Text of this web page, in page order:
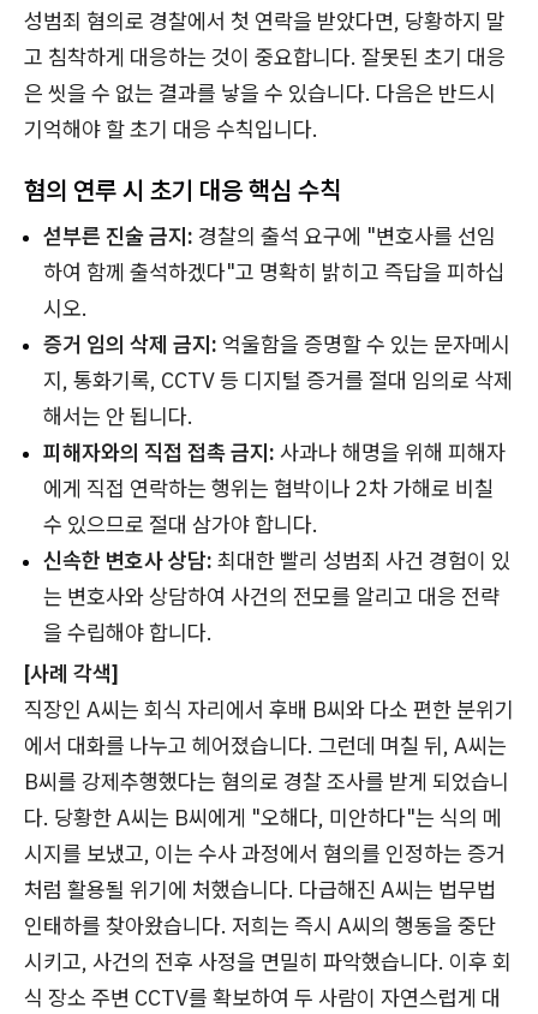
성범죄 혐의로 경찰에서 첫 연락을 받았다면, 당황하지 말
고 침착하게 대응하는 것이 중요합니다. 잘못된 초기 대응
은 씻을 수 없는 결과를 낳을 수 있습니다. 다음은 반드시
기억해야 할 초기 대응 수칙입니다.
혐의 연루 시 초기 대응 핵심 수칙
섣부른 진술 금지: 경찰의 출석 요구에 "변호사를 선임
하여 함께 출석하겠다"고 명확히 밝히고 즉답을 피하십
시오.
증거 임의 삭제 금지: 억울함을 증명할 수 있는 문자메시
지, 통화기록, CCTV 등 디지털 증거를 절대 임의로 삭제
해서는 안 됩니다.
피해자와의 직접 접촉 금지: 사과나 해명을 위해 피해자
에게 직접 연락하는 행위는 협박이나 2차 가해로 비칠
수 있으므로 절대 삼가야 합니다.
신속한 변호사 상담: 최대한 빨리 성범죄 사건 경험이 있
는 변호사와 상담하여 사건의 전모를 알리고 대응 전략
을 수립해야 합니다.
[사례 각색]
직장인 A씨는 회식 자리에서 후배 B씨와 다소 편한 분위기
에서 대화를 나누고 헤어졌습니다. 그런데 며칠 뒤, A씨는
B씨를 강제추행했다는 혐의로 경찰 조사를 받게 되었습니
다. 당황한 A씨는 B씨에게 "오해다, 미안하다"는 식의 메
시지를 보냈고, 이는 수사 과정에서 혐의를 인정하는 증거
처럼 활용될 위기에 처했습니다. 다급해진 A씨는 법무법
인태하를 찾아왔습니다. 저희는 즉시 A씨의 행동을 중단
시키고, 사건의 전후 사정을 면밀히 파악했습니다. 이후 회
식 장소 주변 CCTV를 확보하여 두 사람이 자연스럽게 대